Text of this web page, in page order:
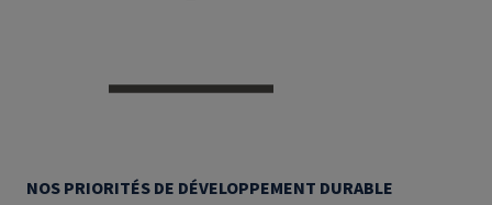
NOS PRIORITÉS DE DÉVELOPPEMENT DURABLE